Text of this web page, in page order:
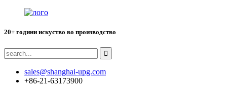
20+ години искуство во производство
sales@shanghai-upg.com
+86-21-63173900